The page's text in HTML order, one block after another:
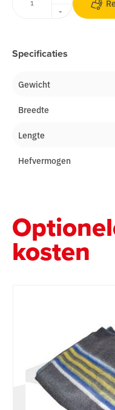
-
Specificaties
Gewicht
Breedte
Lengte
Hefvermogen
kosten